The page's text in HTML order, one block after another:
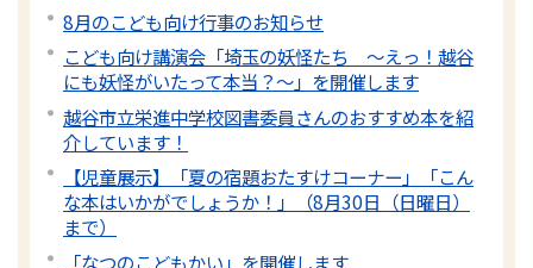
8月のこども向け行事のお知らせ
こども向け講演会「埼玉の妖怪たち 〜えっ！越谷
にも妖怪がいたって本当？～」を開催します
越谷市立栄進中学校図書委員さんのおすすめ本を紹
介しています！
【児童展示】「夏の宿題おたすけコーナー」「こん
な本はいかがでしょうか！」（8月30日（日曜日）
まで）
「なつのこどもかい」を開催します